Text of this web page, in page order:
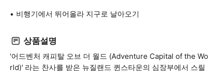
비행기에서 뛰어올라 지구로 날아오기
상품설명
'어드벤처 캐피탈 오브 더 월드 (Adventure Capital of the Wo
rld)' 라는 찬사를 받은 뉴질랜드 퀸스타운의 심장부에서 스릴